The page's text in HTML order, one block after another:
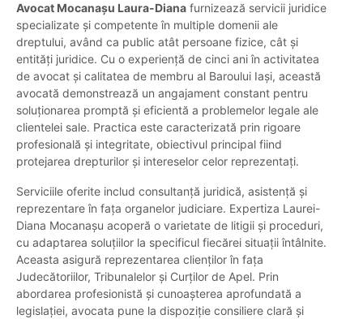
Avocat Mocanașu Laura-Diana furnizează servicii juridice
specializate și competente în multiple domenii ale
dreptului, având ca public atât persoane fizice, cât și
entități juridice. Cu o experiență de cinci ani în activitatea
de avocat și calitatea de membru al Baroului Iași, această
avocată demonstrează un angajament constant pentru
soluționarea promptă și eficientă a problemelor legale ale
clientelei sale. Practica este caracterizată prin rigoare
profesională și integritate, obiectivul principal fiind
protejarea drepturilor și intereselor celor reprezentați.
Serviciile oferite includ consultanță juridică, asistență și
reprezentare în fața organelor judiciare. Expertiza Laurei-
Diana Mocanașu acoperă o varietate de litigii și proceduri,
cu adaptarea soluțiilor la specificul fiecărei situații întâlnite.
Aceasta asigură reprezentarea clienților în fața
Judecătoriilor, Tribunalelor și Curților de Apel. Prin
abordarea profesionistă și cunoașterea aprofundată a
legislației, avocata pune la dispoziție consiliere clară și